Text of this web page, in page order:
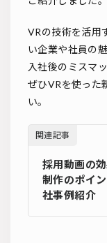
VRの技術を活用
い企業や社員の
入社後のミスマ
ぜひVRを使った
い。
関連記事
採用動画の
制作のポイ
社事例紹介